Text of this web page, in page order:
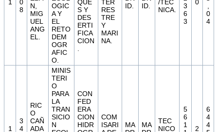
1
0
8
N,
MIG
UEL
ANG
EL.
OGIC
A Y
EL
RETO
DEM
OGR
AFIC
O.
QUE
S Y
DES
ERTI
FICA
CION
TER
RES
TRE
Y
MARI
NA.
ID.
ID.
/TEC
NICA.
3
6
3
0
0
4
1
3
4
RIC
O
CAÑ
ADA
MINIS
TERI
O
PARA
LA
TRAN
SICIO
N
CON
FED
ERA
CION
HIDR
COM
ISARI
MA
MA
TEC
NICO
5
6
1
2
6
4
4